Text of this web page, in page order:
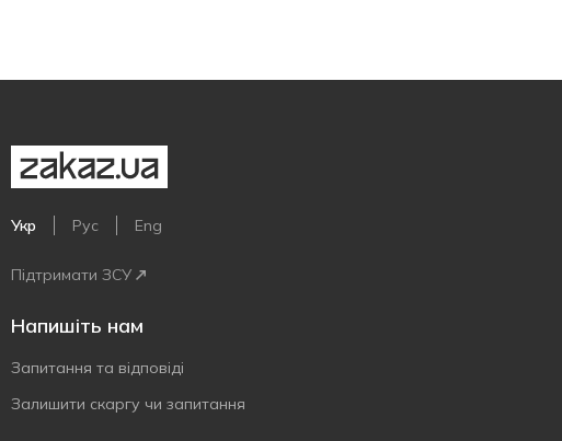
Укр Рус Eng
Підтримати ЗСУ
Напишіть нам
Запитання та відповіді
Залишити скаргу чи запитання